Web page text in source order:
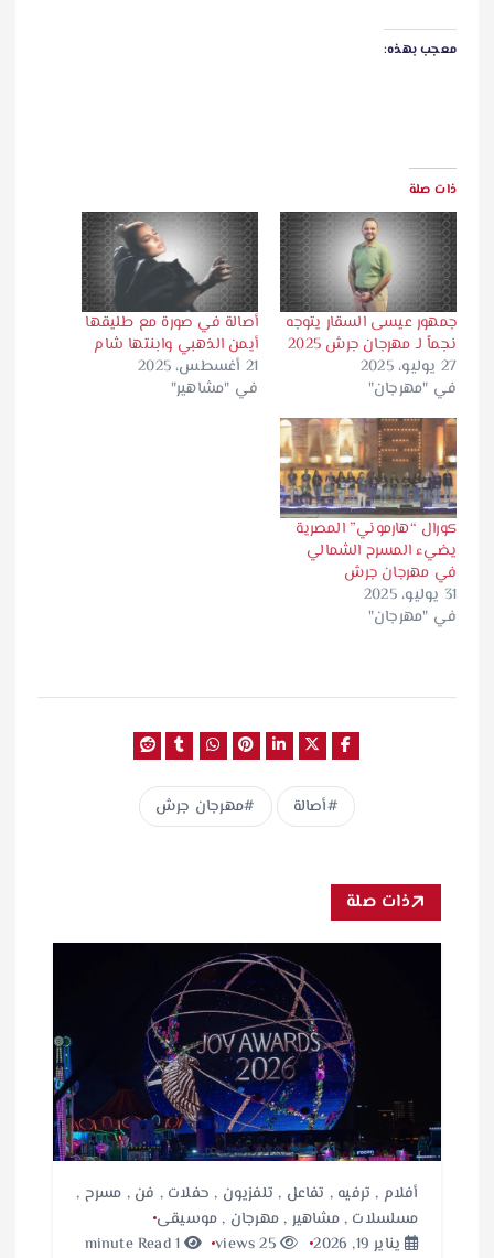
معجب بهذه:
ذات صلة
جمهور عيسى السقار يتوجه
نجماً لـ مهرجان جرش 2025
27 يوليو، 2025
في "مهرجان"
أصالة في صورة مع طليقها
أيمن الذهبي وابنتها شام
21 أغسطس، 2025
في "مشاهير"
كورال “هارموني” المصرية
يضيء المسرح الشمالي
في مهرجان جرش
31 يوليو، 2025
في "مهرجان"
أصالة مهرجان جرش
ذات صلة
أفلام , ترفيه , تفاعل , تلفزيون , حفلات , فن , مسرح ,
مسلسلات ,مشاهير , مهرجان , موسيقى
يناير 19, 2026
25 views
1 minute Read